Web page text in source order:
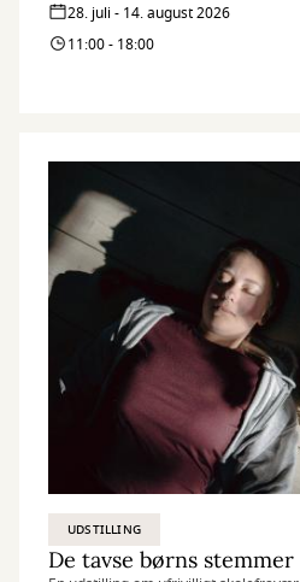
28. juli - 14. august 2026
11:00 - 18:00
UDSTILLING
De tavse børns stemmer